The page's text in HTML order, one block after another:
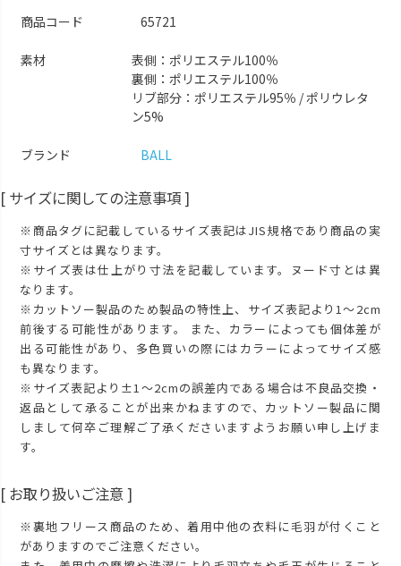
商品コード 65721
素材
表側：ポリエステル100％
裏側：ポリエステル100％
リブ部分：ポリエステル95％ / ポリウレタ
ン5%
ブランド BALL
[ サイズに関しての注意事項 ]
※商品タグに記載しているサイズ表記はJIS規格であり商品の実
寸サイズとは異なります。
※サイズ表は仕上がり寸法を記載しています。ヌード寸とは異
なります。
※カットソー製品のため製品の特性上、サイズ表記より1～2cm
前後する可能性があります。 また、カラーによっても個体差が
出る可能性があり、多色買いの際にはカラーによってサイズ感
も異なります。
※サイズ表記より±1～2cmの誤差内である場合は不良品交換・
返品として承ることが出来かねますので、カットソー製品に関
しまして何卒ご理解ご了承くださいますようお願い申し上げま
す。
[ お取り扱いご注意 ]
※裏地フリース商品のため、着用中他の衣料に毛羽が付くこと
がありますのでご注意ください。